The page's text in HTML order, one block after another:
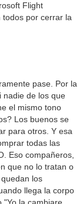
Flight
por cerrar la
pase. Por la
nadie de los que
el mismo tono
Los buenos se
para otros. Y esa
todas las
Eso compañeros,
que no lo tratan o
los
llega la corpo